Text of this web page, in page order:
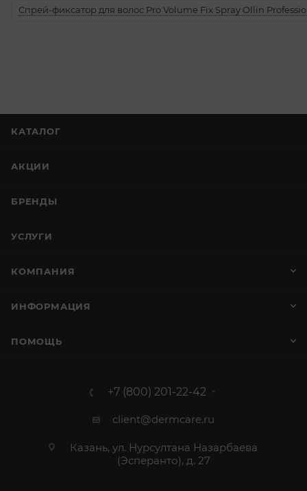
Спрей-фиксатор для волос Pro Volume Fix Spray Ollin
КАТАЛОГ
АКЦИИ
БРЕНДЫ
УСЛУГИ
КОМПАНИЯ
ИНФОРМАЦИЯ
ПОМОЩЬ
+7 (800) 201-22-42
client@dermcare.ru
Казань, ул. Нурсултана Назарбаева
(Эсперанто), д. 27